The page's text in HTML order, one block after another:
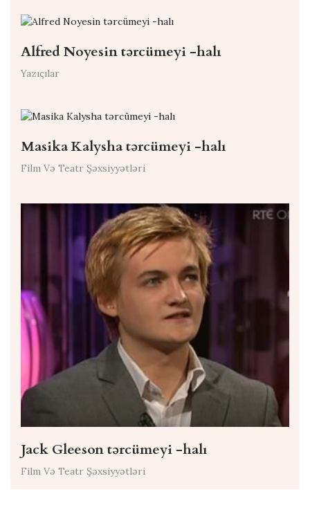
Alfred Noyesin tərcümeyi -halı
Yazıçılar
Masika Kalysha tərcümeyi -halı
Film Və Teatr Şəxsiyyətləri
Jack Gleeson tərcümeyi -halı
Film Və Teatr Şəxsiyyətləri